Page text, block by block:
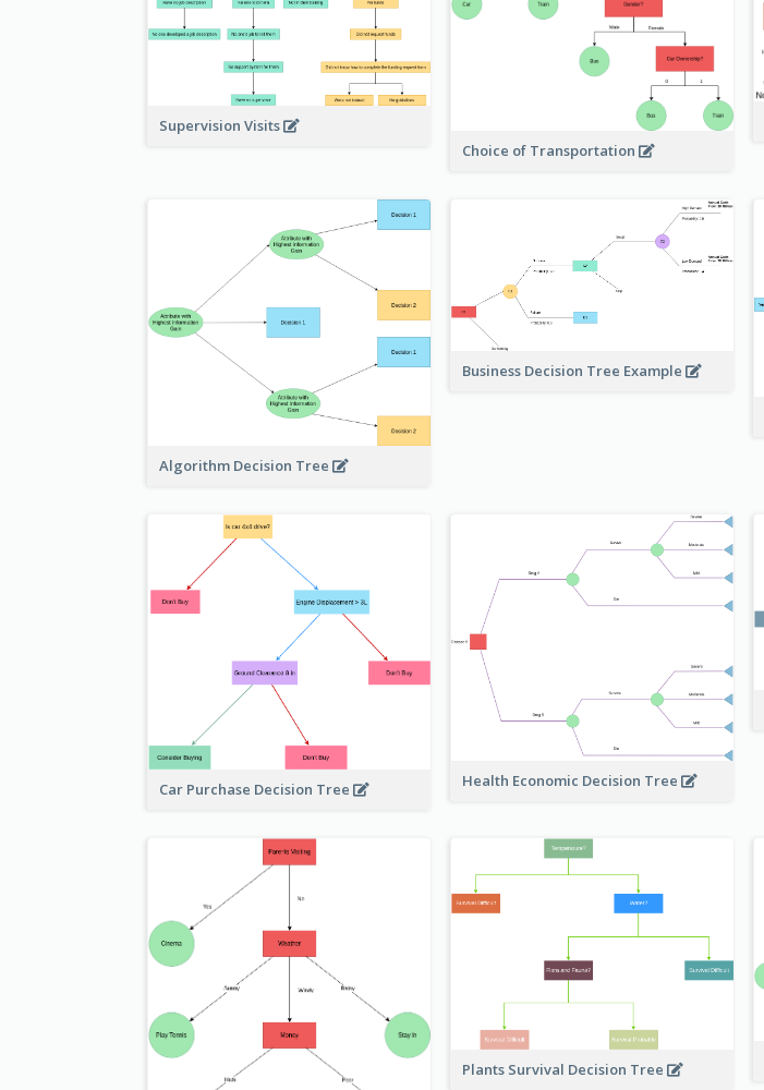
Supervision Visits
Choice of Transportation
Algorithm Decision Tree
Business Decision Tree Example
Car Purchase Decision Tree Health Economic Decision Tree
Plants Survival Decision Tree